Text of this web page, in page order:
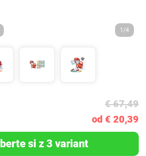
1/4
€ 67,49
od € 20,39
si z 3 variant